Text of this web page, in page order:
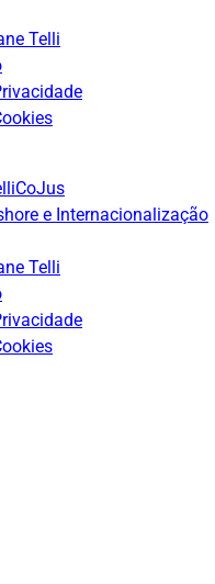
Telli
e Internacionalização
Telli